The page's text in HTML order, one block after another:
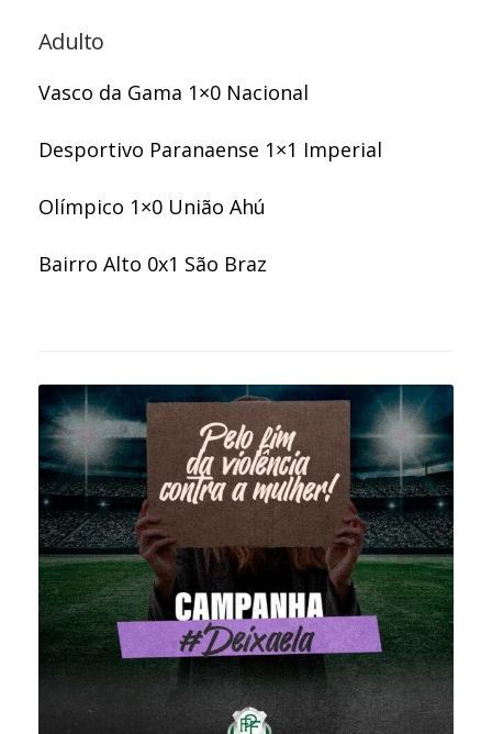
Adulto
Vasco da Gama 1×0 Nacional
Desportivo Paranaense 1×1 Imperial
Olímpico 1×0 União Ahú
Bairro Alto 0x1 São Braz